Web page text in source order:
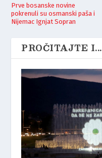
Prve bosanske novine
pokrenuli su osmanski paša i
Nijemac Ignjat Sopran
PROČITAJTE I...